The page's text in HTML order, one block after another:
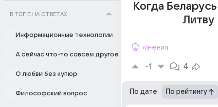
В ТОПЕ НА ОТВЕТАХ
Информационные технологии
А сейчас что-то совсем другое
О любви без купюр
Философский вопрос
Когда Беларусь
Литву
мнения
-1 4
По дате По рейтингу